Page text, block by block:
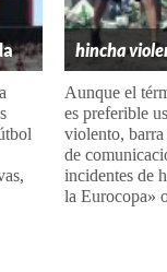
hincha
Aunque el
es preferible
violento,
de
incidentes de
la Eurocopa»